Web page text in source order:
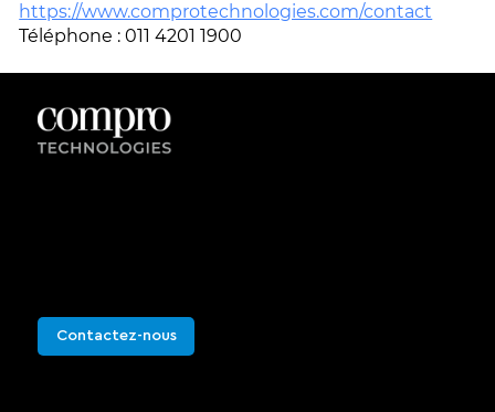
https://www.comprotechnologies.com/contact
Téléphone : 011 4201 1900
Contactez-nous